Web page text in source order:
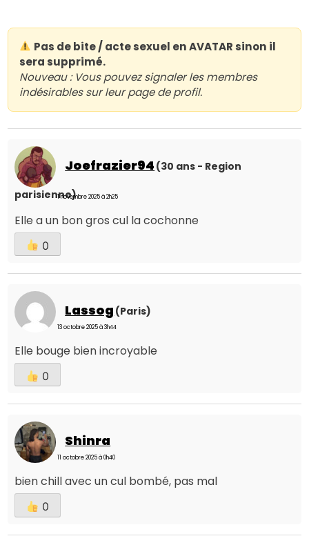
Pas de bite / acte sexuel en AVATAR sinon il
sera supprimé.
Nouveau : Vous pouvez signaler les membres
indésirables sur leur page de profil.
Joefrazier94 (30 ans - Region
parisienne)1 novembre 2025 à 2h25
Elle a un bon gros cul la cochonne
0
Lassog (Paris)
13 octobre 2025 à 3h44
Elle bouge bien incroyable
0
Shinra
11 octobre 2025 à 0h40
bien chill avec un cul bombé, pas mal
0